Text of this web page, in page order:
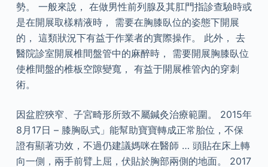
勢。 一般來說， 在做男性前列腺及其肛門指診查驗時或
是在開展取樣精液時， 需要在胸膝臥位的姿態下開展
的， 這類狀況下有益于作業者的實際操作。 此外， 去
醫院診室開展椎間盤管中的麻醉時， 需要開展胸膝臥位
使椎間盤的椎板空隙變寬， 有益于開展椎管內的穿刺
術。
因盆腔狹窄、子宮畸形所致不屬鍼灸治療範圍。 2015年
8月17日 – 膝胸臥式」能幫助寶寶轉成正常胎位，不保
證有顯著功效，不過仍建議媽咪在醫師 … 頭貼在床上轉
向一側，兩手前臂上屈，伏貼於胸部兩側的地面。 2017